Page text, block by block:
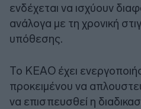
ενδέχεται να ισχύουν
ανάλογα με τη χρονική
υπόθεσης.
Το ΚΕΑΟ έχει
προκειμένου να
να επισπευσθεί η